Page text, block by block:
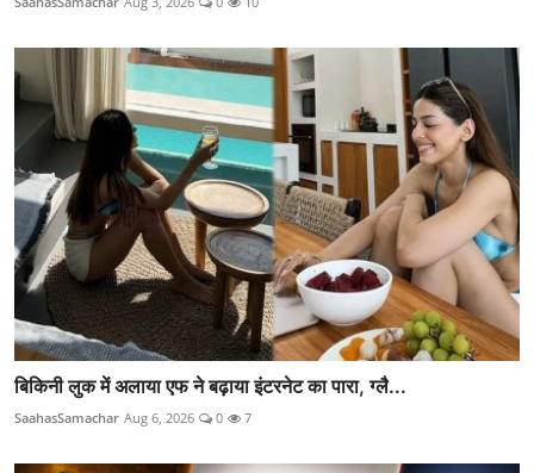
बिकिनी लुक में अलाया एफ ने बढ़ाया इंटरनेट का पारा, ग्लै...
SaahasSamachar Aug 6, 2026 0 7